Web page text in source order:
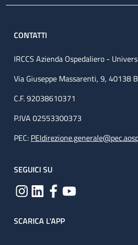
CONTATTI
IRCCS Azienda Ospedaliero -
Via Giuseppe Massarenti, 9, 40138
C.F. 92038610371
P.IVA 02553300373
PEC:
SEGUICI SU
SCARICA L'APP